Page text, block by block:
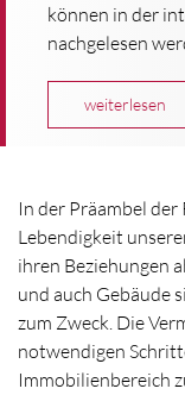
können in der
nachgelesen
weiterlesen
In der Präambel der
Lebendigkeit
ihren Beziehungen
und auch Gebäude
zum Zweck. Die
notwendigen
Immobilienbereich